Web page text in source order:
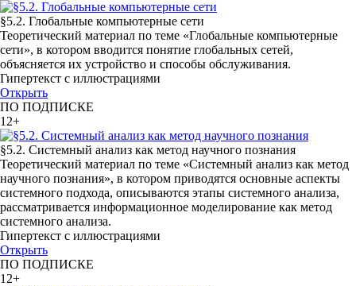
§5.2. Глобальные компьютерные сети
Теоретический материал по теме «Глобальные компьютерные
сети», в котором вводится понятие глобальных сетей,
объясняется их устройство и способы обслуживания.
Гипертекст с иллюстрациями
Открыть
ПО ПОДПИСКЕ
12+
§5.2. Системный анализ как метод научного познания
Теоретический материал по теме «Системный анализ как метод
научного познания», в котором приводятся основные аспекты
системного подхода, описываются этапы системного анализа,
рассматривается информационное моделирование как метод
системного анализа.
Гипертекст с иллюстрациями
Открыть
ПО ПОДПИСКЕ
12+